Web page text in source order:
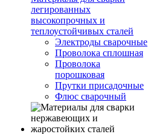
легированных
высокопрочных и
теплоустойчивых сталей
Электроды сварочные
Проволока сплошная
Проволока
порошковая
Прутки присадочные
Флюс сварочный